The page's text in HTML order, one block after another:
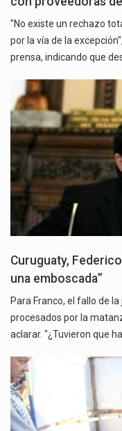
"No existe un rechazo
por la vía de la
prensa, indicando que
Curuguaty,
una emboscada”
Para Franco, el fallo de
procesados por la
aclarar. "¿Tuvieron que